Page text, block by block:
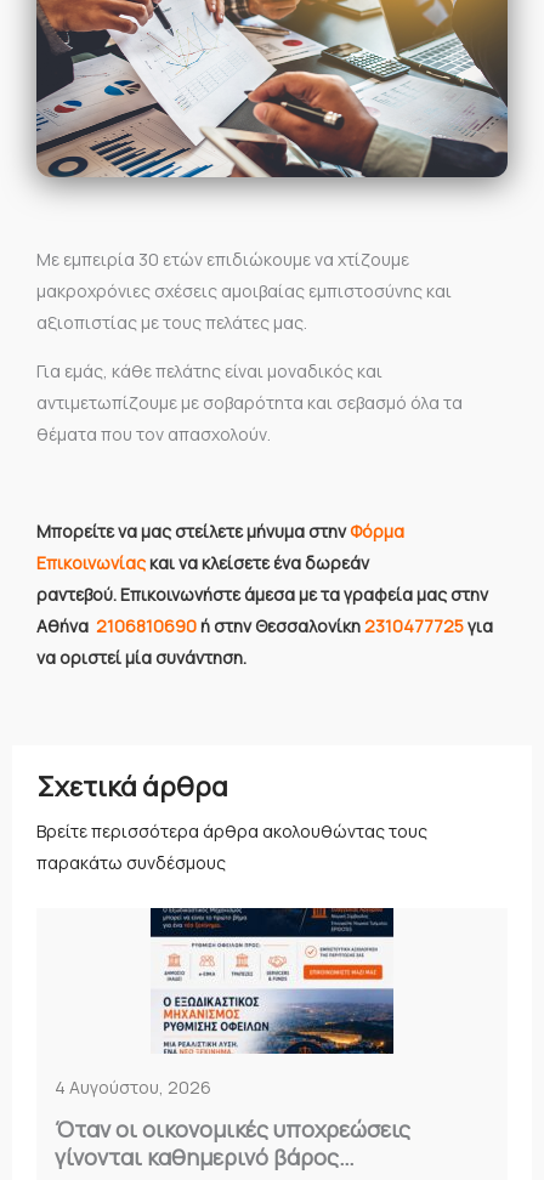
Με εμπειρία 30 ετών επιδιώκουμε να χτίζουμε
μακροχρόνιες σχέσεις αμοιβαίας εμπιστοσύνης και
αξιοπιστίας με τους πελάτες μας.
Για εμάς, κάθε πελάτης είναι μοναδικός και
αντιμετωπίζουμε με σοβαρότητα και σεβασμό όλα τα
θέματα που τον απασχολούν.
Mπορείτε να μας στείλετε μήνυμα στηνΦόρμα
Επικοινωνίαςκαι να κλείσετε ένα δωρεάν
ραντεβού. Επικοινωνήστε άμεσα με τα γραφεία μας στην
Αθήνα 2106810690ή στην Θεσσαλονίκη2310477725για
να οριστεί μία συνάντηση.
Σχετικά άρθρα
Βρείτε περισσότερα άρθρα ακολουθώντας τους
παρακάτω συνδέσμους
4 Αυγούστου, 2026
Όταν οι οικονομικές υποχρεώσεις
γίνονται καθημερινό βάρος…